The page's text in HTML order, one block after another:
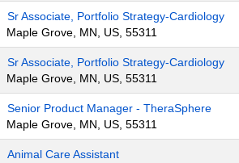
Sr Associate, Portfolio Strategy-Cardiology
Maple Grove, MN, US, 55311
Sr Associate, Portfolio Strategy-Cardiology
Maple Grove, MN, US, 55311
Senior Product Manager - TheraSphere
Maple Grove, MN, US, 55311
Animal Care Assistant